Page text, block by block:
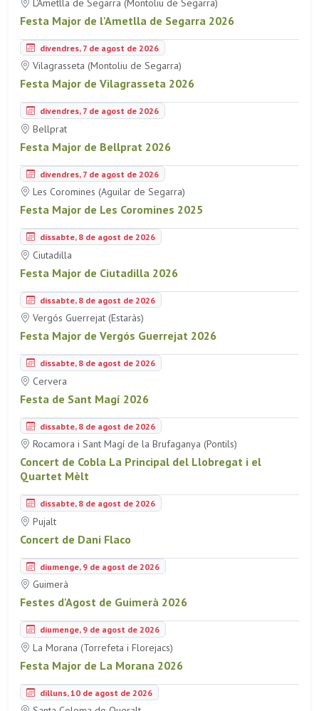
L'Ametlla de Segarra (Montoliu de Segarra)
Festa Major de l'Ametlla de Segarra 2026
divendres, 7 de agost de 2026
Vilagrasseta (Montoliu de Segarra)
Festa Major de Vilagrasseta 2026
divendres, 7 de agost de 2026
Bellprat
Festa Major de Bellprat 2026
divendres, 7 de agost de 2026
Les Coromines (Aguilar de Segarra)
Festa Major de Les Coromines 2025
dissabte, 8 de agost de 2026
Ciutadilla
Festa Major de Ciutadilla 2026
dissabte, 8 de agost de 2026
Vergós Guerrejat (Estaràs)
Festa Major de Vergós Guerrejat 2026
dissabte, 8 de agost de 2026
Cervera
Festa de Sant Magí 2026
dissabte, 8 de agost de 2026
Rocamora i Sant Magí de la Brufaganya (Pontils)
Concert de Cobla La Principal del Llobregat i el
Quartet Mèlt
dissabte, 8 de agost de 2026
Pujalt
Concert de Dani Flaco
diumenge, 9 de agost de 2026
Guimerà
Festes d'Agost de Guimerà 2026
diumenge, 9 de agost de 2026
La Morana (Torrefeta i Florejacs)
Festa Major de La Morana 2026
dilluns, 10 de agost de 2026